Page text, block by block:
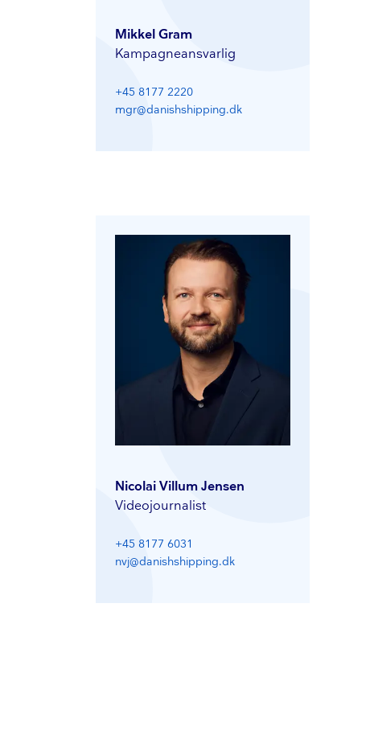
Mikkel Gram
Kampag­ne­ansvar­lig
+45 8177 2220
mgr@danishshipping.dk
Nicolai Villum Jensen
Vi­deo­jour­na­list
+45 8177 6031
nvj@danishshipping.dk